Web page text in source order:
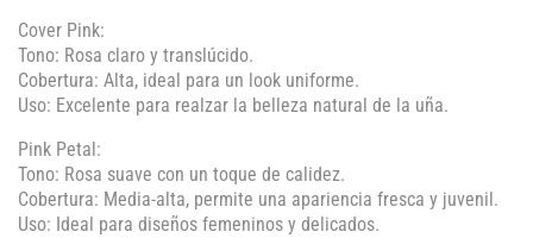
Cover Pink:
Tono: Rosa claro y translúcido.
Cobertura: Alta, ideal para un look uniforme.
Uso: Excelente para realzar la belleza natural de la uña.
Pink Petal:
Tono: Rosa suave con un toque de calidez.
Cobertura: Media-alta, permite una apariencia fresca y juvenil.
Uso: Ideal para diseños femeninos y delicados.